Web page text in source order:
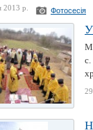
2013 р. Фотосесія
У
с.